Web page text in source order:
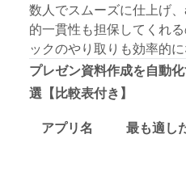
数人でスムーズに仕上げ
的一貫性も担保してくれ
ックのやり取りも効率的に
プレゼン資料作成を自動
選【比較表付き】
アプリ名 最も適し